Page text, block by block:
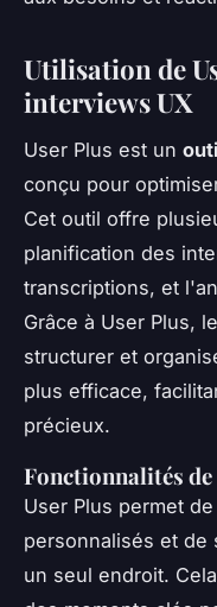
Utilisation de
interviews UX
User Plus est un
conçu pour
Cet outil offre
planification des
transcriptions, et
Grâce à User Plus,
structurer et
plus efficace,
précieux.
Fonctionnalités de
User Plus permet
personnalisés et de
un seul endroit.